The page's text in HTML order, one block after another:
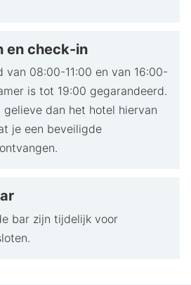
en check-in
van 08:00-11:00 en van 16:00-
is tot 19:00 gegarandeerd.
gelieve dan het hotel hiervan
je een beveiligde
bar zijn tijdelijk voor